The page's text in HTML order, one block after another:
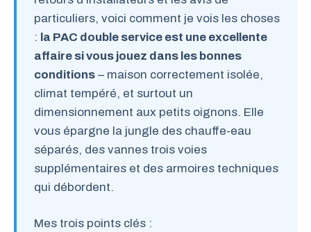
particuliers, voici comment je vois les choses
: la PAC double service est une excellente
affaire si vous jouez dans les bonnes
conditions – maison correctement isolée,
climat tempéré, et surtout un
dimensionnement aux petits oignons. Elle
vous épargne la jungle des chauffe-eau
séparés, des vannes trois voies
supplémentaires et des armoires techniques
qui débordent.
Mes trois points clés :